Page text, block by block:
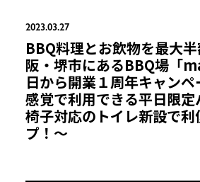
BBQ料理とお飲物を最大
阪・堺市にあるBBQ場「
日から開業１周年キャンペ
感覚で利用できる平日限
椅子対応のトイレ新設で利
プ！〜
2023.03.27